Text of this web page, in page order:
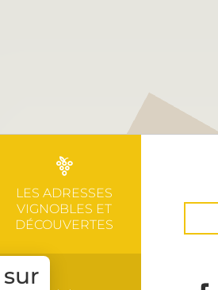
LES ADRESSES
VIGNOBLES ET
DÉCOUVERTES